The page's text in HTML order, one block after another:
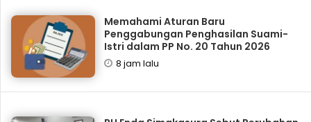
Memahami Aturan Baru
Penggabungan Penghasilan Suami-
Istri dalam PP No. 20 Tahun 2026
8 jam lalu